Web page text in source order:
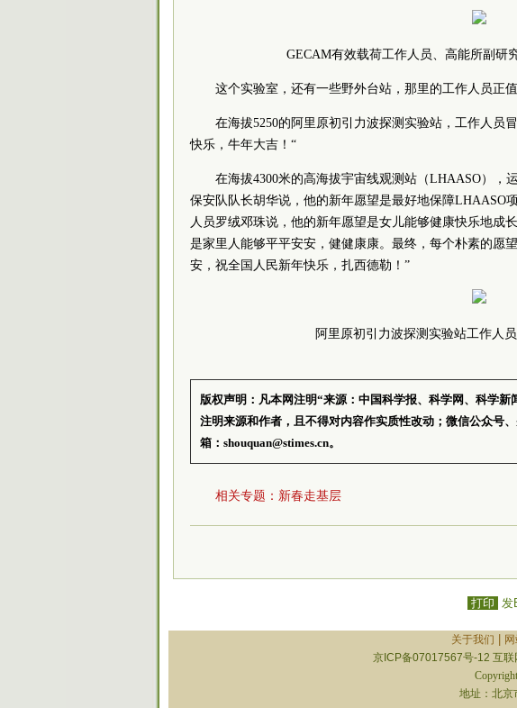
GECAM有效载荷工作人员、高能所副研
这个实验室，还有一些野外台站，那里的工作人员正
在海拔5250的阿里原初引力波探测实验站，工作人员
快乐，牛年大吉！“
在海拔4300米的高海拔宇宙线观测站（LHAASO），
保安队队长胡华说，他的新年愿望是最好地保障LHAASO
人员罗绒邓珠说，他的新年愿望是女儿能够健康快乐地成
是家里人能够平平安安，健健康康。最终，每个朴素的愿
安，祝全国人民新年快乐，扎西德勒！”
阿里原初引力波探测实验站工作人
版权声明：凡本网注明“来源：中国科学报、科学网、科学
注明来源和作者，且不得对内容作实质性改动；微信公众号
箱：shouquan@stimes.cn。
相关专题： 新春走基层
打印 发
关于我们
京ICP备07017567号-12 互联
地址：北京